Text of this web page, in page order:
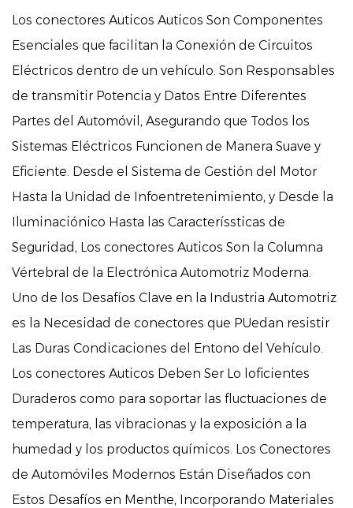
Los conectores Auticos Auticos Son Componentes
Esenciales que facilitan la Conexión de Circuitos
Eléctricos dentro de un vehículo. Son Responsables
de transmitir Potencia y Datos Entre Diferentes
Partes del Automóvil, Asegurando que Todos los
Sistemas Eléctricos Funcionen de Manera Suave y
Eficiente. Desde el Sistema de Gestión del Motor
Hasta la Unidad de Infoentretenimiento, y Desde la
Iluminaciónico Hasta las Caracteríssticas de
Seguridad, Los conectores Auticos Son la Columna
Vértebral de la Electrónica Automotriz Moderna.
Uno de los Desafíos Clave en la Industria Automotriz
es la Necesidad de conectores que PUedan resistir
Las Duras Condicaciones del Entono del Vehículo.
Los conectores Auticos Deben Ser Lo loficientes
Duraderos como para soportar las fluctuaciones de
temperatura, las vibracionas y la exposición a la
humedad y los productos químicos. Los Conectores
de Automóviles Modernos Están Diseñados con
Estos Desafíos en Menthe, Incorporando Materiales